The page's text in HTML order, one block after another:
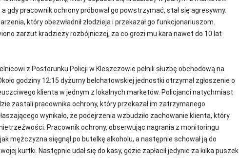
a gdy pracownik ochrony próbował go powstrzymać, stał się agresywny.
który obezwładnił złodzieja i przekazał go funkcjonariuszom.
zarzut kradzieży rozbójniczej, za co grozi mu kara nawet do 10 lat
z Posterunku Policji w Kleszczowie pełnili służbę obchodową na
godziny 12:15 dyżurny bełchatowskiej jednostki otrzymał zgłoszenie o
klienta w jednym z lokalnych marketów. Policjanci natychmiast
zastali pracownika ochrony, który przekazał im zatrzymanego
wynikało, że podejrzenia wzbudziło zachowanie klienta, który
Pracownik ochrony, obserwując nagrania z monitoringu
mężczyzna sięgnął po butelkę alkoholu, a następnie schował ją do
kurtki. Następnie udał się do kasy, gdzie zapłacił jedynie za kilka puszek